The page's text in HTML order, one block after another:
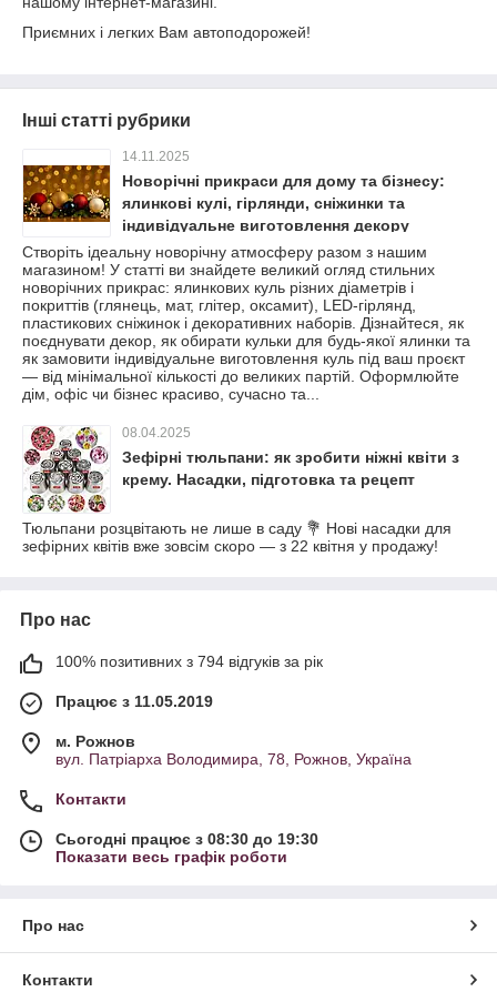
Приємних і легких Вам автоподорожей!
Інші статті рубрики
14.11.2025
Новорічні прикраси для дому та бізнесу:
ялинкові кулі, гірлянди, сніжинки та
індивідуальне виготовлення декору
Створіть ідеальну новорічну атмосферу разом з нашим
магазином! У статті ви знайдете великий огляд стильних
новорічних прикрас: ялинкових куль різних діаметрів і
покриттів (глянець, мат, глітер, оксамит), LED-гірлянд,
пластикових сніжинок і декоративних наборів. Дізнайтеся, як
поєднувати декор, як обирати кульки для будь-якої ялинки та
як замовити індивідуальне виготовлення куль під ваш проєкт
— від мінімальної кількості до великих партій. Оформлюйте
дім, офіс чи бізнес красиво, сучасно та...
08.04.2025
Зефірні тюльпани: як зробити ніжні квіти з
крему. Насадки, підготовка та рецепт
Тюльпани розцвітають не лише в саду 💐 Нові насадки для
зефірних квітів вже зовсім скоро — з 22 квітня у продажу!
Про нас
100% позитивних з 794 відгуків за рік
Працює з 11.05.2019
м. Рожнов
вул. Патріарха Володимира, 78, Рожнов, Україна
Контакти
Сьогодні працює з 08:30 до 19:30
Показати весь графік роботи
Про нас
Контакти